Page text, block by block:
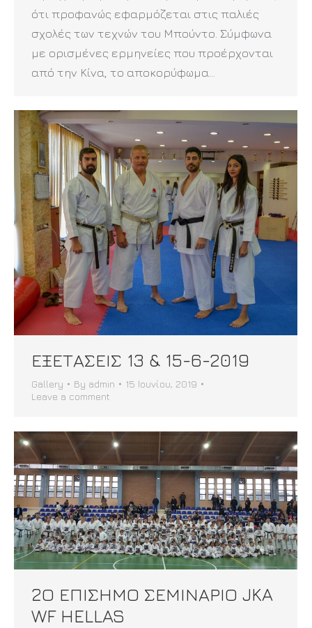
ότι προφανώς εφαρμόζεται στις παλιές
σχολές των τεχνών του Μπούντο. Σύμφωνα
με ορισμένες ερμηνείες που προέρχονται
από την Κίνα, το αποκορύφωμα…
ΕΞΕΤΑΣΕΙΣ 13 & 15-6-2019
Gallery By admin
15 Ιουνίου, 2019
Leave a comment
2Ο ΕΠΙΣΗΜΟ ΣΕΜΙΝΑΡΙΟ JKA
WF HELLAS